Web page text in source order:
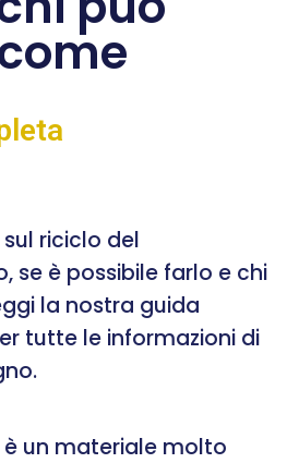
riciclo del
se è possibile farlo e chi
la nostra guida
tutte le informazioni di
un materiale molto